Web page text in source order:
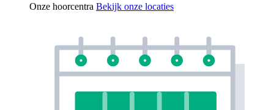
Onze hoorcentra Bekijk onze locaties